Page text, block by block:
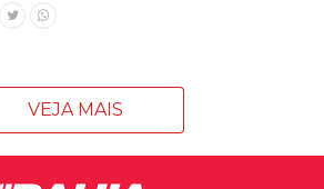
VEJA MAIS